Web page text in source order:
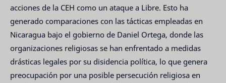
acciones de la CEH como un ataque a Libre. Esto ha
generado comparaciones con las tácticas empleadas en
Nicaragua bajo el gobierno de Daniel Ortega, donde las
organizaciones religiosas se han enfrentado a medidas
drásticas legales por su disidencia política, lo que genera
preocupación por una posible persecución religiosa en